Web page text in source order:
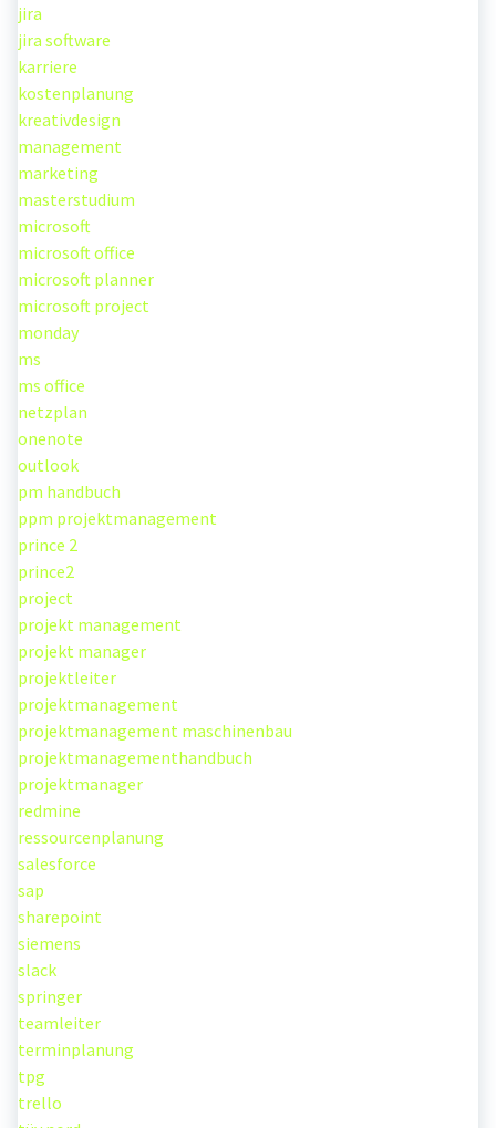
jira
jira software
karriere
kostenplanung
kreativdesign
management
marketing
masterstudium
microsoft
microsoft office
microsoft planner
microsoft project
monday
ms
ms office
netzplan
onenote
outlook
pm handbuch
ppm projektmanagement
prince 2
prince2
project
projekt management
projekt manager
projektleiter
projektmanagement
projektmanagement maschinenbau
projektmanagementhandbuch
projektmanager
redmine
ressourcenplanung
salesforce
sap
sharepoint
siemens
slack
springer
teamleiter
terminplanung
tpg
trello